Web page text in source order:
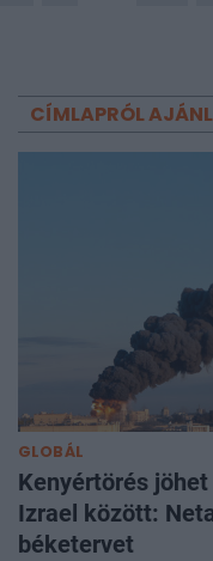
CÍMLAPRÓL
GLOBÁL
Kenyértörés
Izrael között:
béketervet